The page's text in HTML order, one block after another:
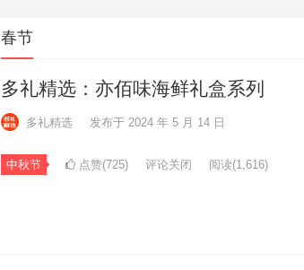
春节
多礼精选：亦佰味海鲜礼盒系列
多礼精选 发布于 2024 年 5 月 14 日
中秋节 点赞(725) 评论关闭 阅读(1,616)